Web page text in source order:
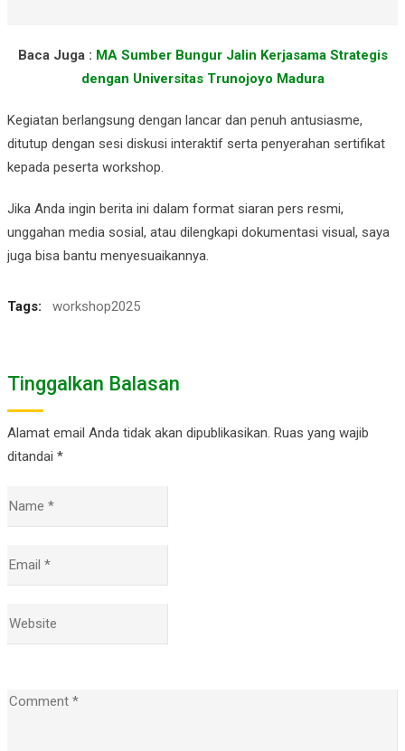
Baca Juga : MA Sumber Bungur Jalin Kerjasama Strategis
dengan Universitas Trunojoyo Madura
Kegiatan berlangsung dengan lancar dan penuh antusiasme,
ditutup dengan sesi diskusi interaktif serta penyerahan sertifikat
kepada peserta workshop.
Jika Anda ingin berita ini dalam format siaran pers resmi,
unggahan media sosial, atau dilengkapi dokumentasi visual, saya
juga bisa bantu menyesuaikannya.
Tags: workshop2025
Tinggalkan Balasan
Alamat email Anda tidak akan dipublikasikan. Ruas yang wajib
ditandai *